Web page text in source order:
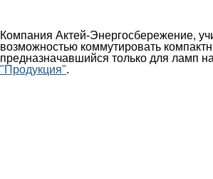
Компания Актей-Энергосбережение,
возможностью коммутировать
предназначавшийся только для ламп
"Продукция".